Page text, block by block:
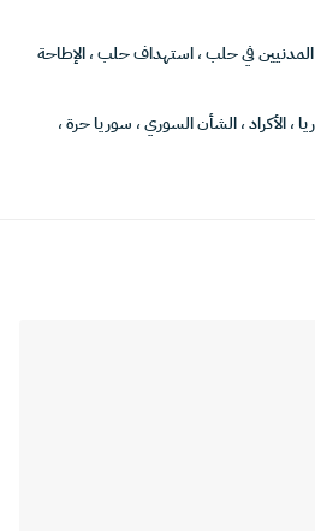
في حلب،استهداف حلب،الإطاحة
،الأكراد،الشأن السوري، سوريا حرة،